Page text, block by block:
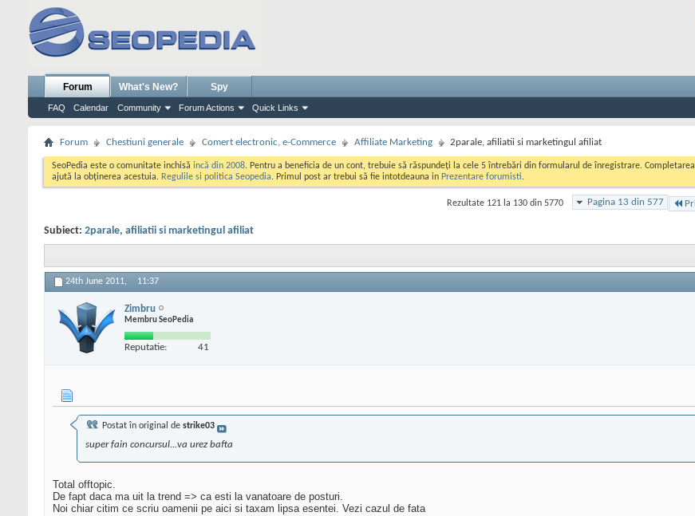
Forum
FAQ Calendar Community Forum Actions Quick Links
What's New? Spy
Forum Chestiuni generale Comert electronic, e-Commerce Affiliate Marketing 2parale, afiliatii si marketingul afiliat
SeoPedia este o comunitate inchisă incă din 2008. Pentru a beneficia de un cont, trebuie să răspundeți la cele 5 întrebări din formularul de înregistrare.
ajută la obținerea acestuia. Regulile si politica Seopedia. Primul post ar trebui să fie intotdeauna in Prezentare forumisti.
Pagina 13 din 577
Rezultate 121 la 130 din 5770
Subiect: 2parale, afiliatii si marketingul afiliat
24th June 2011, 11:37
Zimbru
Membru SeoPedia
Reputatie: 41
Postat în original de strike03
super fain concursul...va urez bafta
Total offtopic.
De fapt daca ma uit la trend => ca esti la vanatoare de posturi.
Noi chiar citim ce scriu oamenii pe aici si taxam lipsa esentei. Vezi cazul de fata